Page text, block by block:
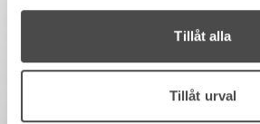
Tillåt alla
Tillåt urval